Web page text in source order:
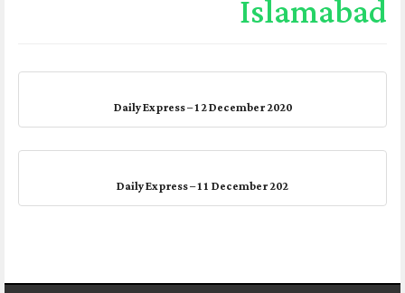
Islamabad
Daily Express – 12 December 2020
Daily Express – 11 December 202